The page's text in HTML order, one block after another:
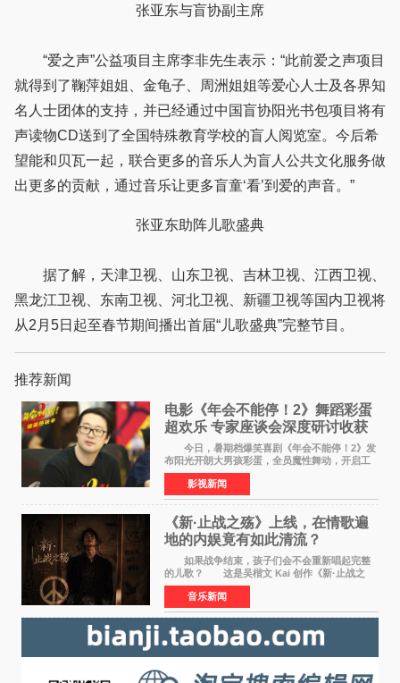
张亚东与盲协副主席
“爱之声”公益项目主席李非先生表示：“此前爱之声项目
就得到了鞠萍姐姐、金龟子、周洲姐姐等爱心人士及各界知
名人士团体的支持，并已经通过中国盲协阳光书包项目将有
声读物CD送到了全国特殊教育学校的盲人阅览室。今后希
望能和贝瓦一起，联合更多的音乐人为盲人公共文化服务做
出更多的贡献，通过音乐让更多盲童‘看’到爱的声音。”
张亚东助阵儿歌盛典
据了解，天津卫视、山东卫视、吉林卫视、江西卫视、
黑龙江卫视、东南卫视、河北卫视、新疆卫视等国内卫视将
从2月5日起至春节期间播出首届“儿歌盛典”完整节目。
推荐新闻
电影《年会不能停！2》舞蹈彩蛋
超欢乐 专家座谈会深度研讨收获
满满
今日，暑期档爆笑喜剧《年会不能停！2》发
布阳光开朗大男孩彩蛋，全员魔性舞动，开启工
位狂欢模式。影片于昨日同步举办专家座谈会，
导演董润年、总制片人应萝佳出席现场，与一众
业内、学界专家
影视新闻
《新·止战之殇》上线，在情歌遍
地的内娱竟有如此清流？
如果战争结束，孩子们会不会重新唱起完整
的儿歌？ 这是吴楷文 Kai 创作《新·止战之
殇》时最初的想法。 从伊朗相关冲突引发的
地区局势，到世界各地仍在发生的动荡与不安，
战争从来不只
音乐新闻